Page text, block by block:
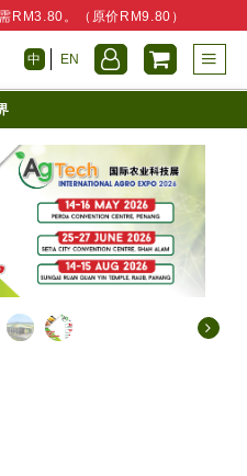
RM3.80。（原价RM9.80）
中 EN